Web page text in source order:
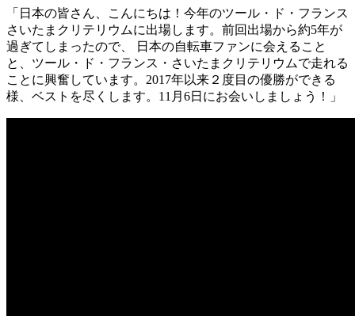
「日本の皆さん、こんにちは！今年のツール・ド・フランス
さいたまクリテリウムに出場します。前回出場から約5年が
過ぎてしまったので、 日本の自転車ファンに会えること
と、ツール・ド・フランス・さいたまクリテリウムで走れる
ことに興奮しています。2017年以来２度目の優勝ができる
様、ベストを尽くします。11月6日にお会いしましょう！」